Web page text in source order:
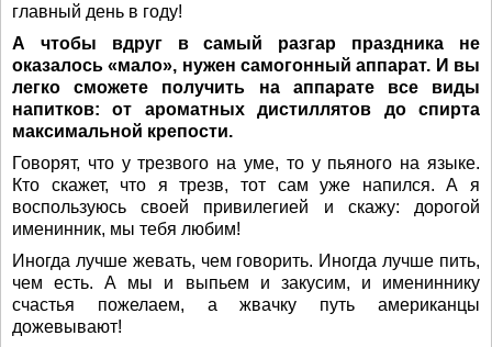
главный день в году!
А чтобы вдруг в самый разгар праздника не
оказалось «мало», нужен самогонный аппарат. И вы
легко сможете получить на аппарате все виды
напитков: от ароматных дистиллятов до спирта
максимальной крепости.
Говорят, что у трезвого на уме, то у пьяного на языке.
Кто скажет, что я трезв, тот сам уже напился. А я
воспользуюсь своей привилегией и скажу: дорогой
именинник, мы тебя любим!
Иногда лучше жевать, чем говорить. Иногда лучше пить,
чем есть. А мы и выпьем и закусим, и имениннику
счастья пожелаем, а жвачку путь американцы
дожевывают!